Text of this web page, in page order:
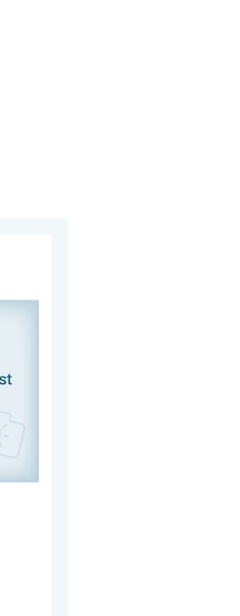
wat je ziet!. . . zondag 2